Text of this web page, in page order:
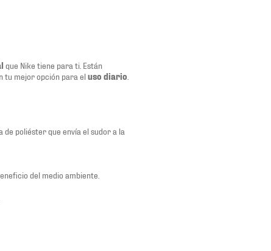
que Nike tiene para ti. Están
tu mejor opción para eluso diario
poliéster que envía el sudor a la
del medio ambiente.